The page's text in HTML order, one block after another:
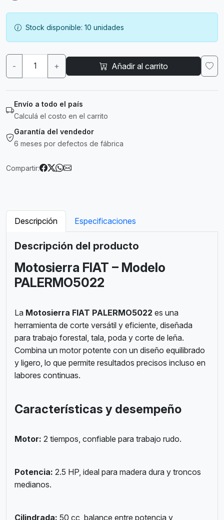
Stock disponible: 10 unidades
- + Añadir al carrito
Envío a todo el país
Calculá el costo en el carrito
Garantía del vendedor
6 meses por defectos de fábrica
Compartir:
Descripción Especificaciones
Descripción del producto
Motosierra FIAT – Modelo
PALERMO5022
La Motosierra FIAT PALERMO5022 es una
herramienta de corte versátil y eficiente, diseñada
para trabajo forestal, tala, poda y corte de leña.
Combina un motor potente con un diseño equilibrado
y ligero, lo que permite resultados precisos incluso en
labores continuas.
Características y desempeño
Motor: 2 tiempos, confiable para trabajo rudo.
Potencia: 2.5 HP, ideal para madera dura y troncos
medianos.
Cilindrada: 50 cc, balance entre potencia y